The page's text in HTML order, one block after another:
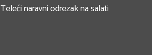
Teleći naravni odrezak na salati